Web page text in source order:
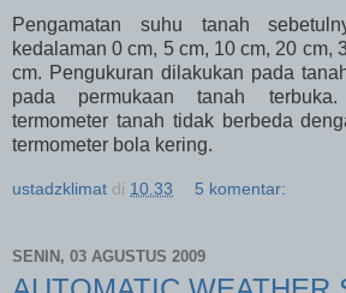
Pengamatan suhu tanah
kedalaman 0 cm, 5 cm, 10 cm, 20 cm,
cm. Pengukuran dilakukan pada
pada permukaan tanah
termometer tanah tidak berbeda
termometer bola kering.
ustadzklimat di 10.33 5 komentar:
SENIN, 03 AGUSTUS 2009